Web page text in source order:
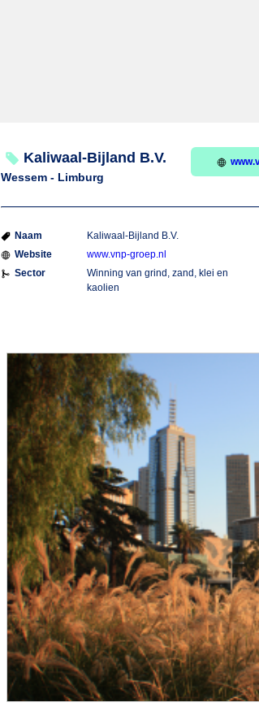
Kaliwaal-Bijland B.V.
Wessem - Limburg
Naam
Kaliwaal-Bijland B.V.
Website
www.vnp-groep.nl
Sector
Winning van grind, zand, klei en
kaolien